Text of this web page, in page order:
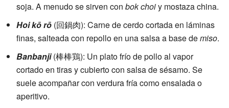
soja. A menudo se sirven con bok choiy mostaza china.
Hoi kō rō (回鍋肉): Carne de cerdo cortada en láminas
finas, salteada con repollo en una salsa a base demiso.
Banbanji(棒棒鶏): Un plato frío de pollo al vapor
cortado en tiras y cubierto con salsa de sésamo. Se
suele acompañar con verdura fría como ensalada o
aperitivo.